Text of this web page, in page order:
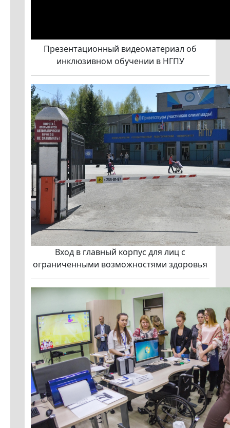
Презентационный видеоматериал об
инклюзивном обучении в НГПУ
Вход в главный корпус для лиц с
ограниченными возможностями здоровья